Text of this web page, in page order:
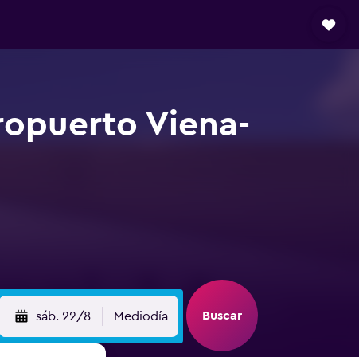
Viena-
sáb. 22/8 Mediodía Buscar